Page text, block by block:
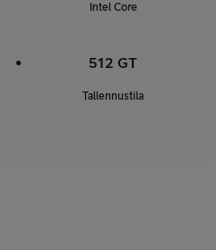
Intel Core
512 GT
Tallennustila